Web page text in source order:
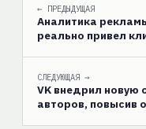
← ПРЕДЫДУЩАЯ
Аналитика
реально привел
СЛЕДУЮЩАЯ →
VK внедрил новую
авторов, повысив